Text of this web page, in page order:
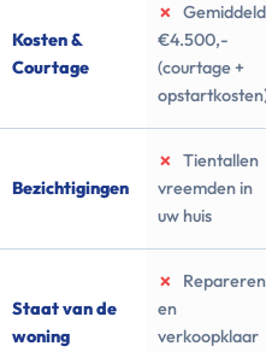
Kosten &
Courtage
✗
Gemiddeld
€4.500,-
(courtage +
Bezichtigingen
✗
Tientallen
vreemden in
uw huis
Staat van de
woning
✗
Repareren
en
verkoopklaar